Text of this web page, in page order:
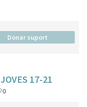
Donar suport
17-21
0